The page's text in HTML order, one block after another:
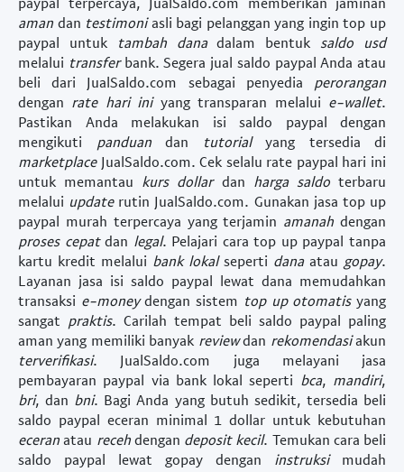
aman dan testimoniasli bagi pelanggan yang ingintop up
paypal untuk tambah danadalam bentuk saldo usd
melalui transferbank. Segera jual saldo paypal Anda atau
beli dari JualSaldo.com sebagai penyedia perorangan
dengan rate hari iniyang transparan melalui e-wallet.
Pastikan Anda melakukan isi saldo paypal dengan
mengikuti panduandan tutorialyang tersedia di
marketplaceJualSaldo.com. Cek selalu rate paypal hari ini
untuk memantau kurs dollardan harga saldoterbaru
melalui updaterutin JualSaldo.com. Gunakan jasa top up
paypal murah terpercaya yang terjamin amanah dengan
proses cepatdan legal. Pelajari cara top up paypal tanpa
kartu kredit melalui bank lokalseperti danaatau gopay.
Layanan jasa isi saldo paypal lewat dana memudahkan
transaksi e-moneydengan sistem top up otomatisyang
sangat praktis. Carilah tempat beli saldo paypal paling
aman yang memiliki banyak reviewdan rekomendasiakun
terverifikasi. JualSaldo.com juga melayani jasa
pembayaran paypal via bank lokal seperti bca, mandiri,
bri, dan bni. Bagi Anda yang butuh sedikit, tersedia beli
saldo paypal eceran minimal 1 dollar untuk kebutuhan
eceran atau recehdengan deposit kecil. Temukan cara beli
saldo paypal lewat gopay dengan instruksimudah